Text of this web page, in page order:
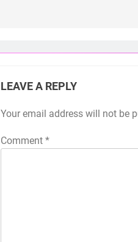
LEAVE A REPLY
Your email address will not be
Comment *